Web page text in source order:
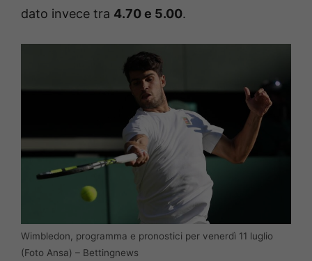
dato invece tra 4.70 e 5.00.
Wimbledon, programma e pronostici per venerdì 11 luglio
(Foto Ansa) – Bettingnews